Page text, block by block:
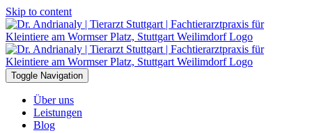
Skip to content
Toggle Navigation
Über uns
Leistungen
Blog